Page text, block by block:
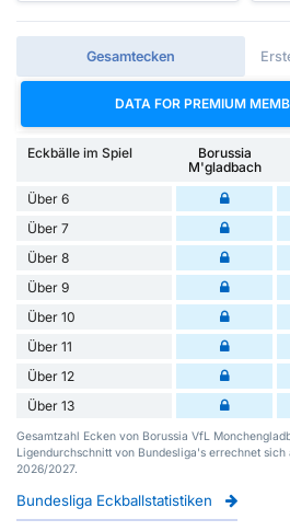
Gesamtecken
DATA FOR PREMIUM
Eckbälle im Spiel
Borussia
M'gladbach
Über 6
Über 7
Über 8
Über 9
Über 10
Über 11
Über 12
Über 13
Gesamtzahl Ecken von Borussia VfL
Ligendurchschnitt von Bundesliga's errechnet
2026/2027.
Bundesliga Eckballstatistiken